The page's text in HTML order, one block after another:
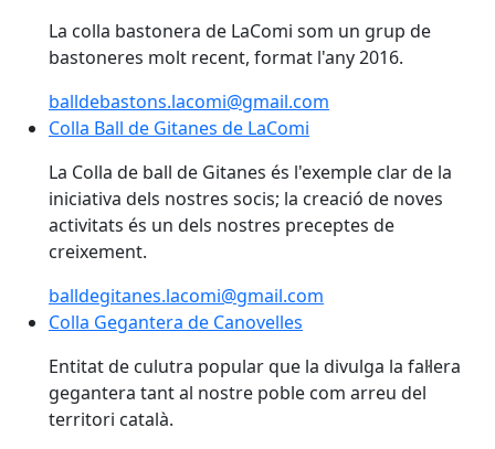
La colla bastonera de LaComi som un grup de
bastoneres molt recent, format l'any 2016.
balldebastons.lacomi@gmail.com
Colla Ball de Gitanes de LaComi
Colla Ball de Gitanes de LaComi
La Colla de ball de Gitanes és l'exemple clar de la
iniciativa dels nostres socis; la creació de noves
activitats és un dels nostres preceptes de
creixement.
balldegitanes.lacomi@gmail.com
Colla Gegantera de Canovelles
Colla Gegantera de Canovelles
Entitat de culutra popular que la divulga la fal·lera
gegantera tant al nostre poble com arreu del
territori català.